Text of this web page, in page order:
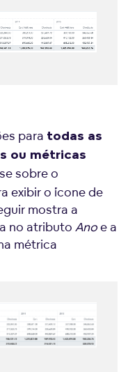
para todas as
ou métricas
sobre o
exibir o ícone de
mostra a
no atributo Anoe a
métrica